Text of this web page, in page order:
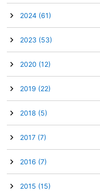
2024 (61)
2023 (53)
2020 (12)
2019 (22)
2018 (5)
2017 (7)
2016 (7)
2015 (15)